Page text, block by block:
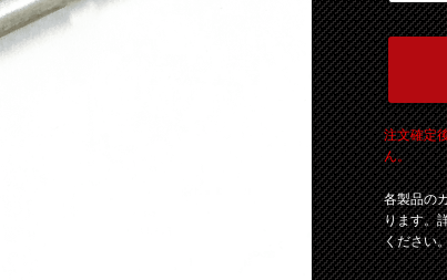
注文確定
ん。
各製品の
ります。
ください